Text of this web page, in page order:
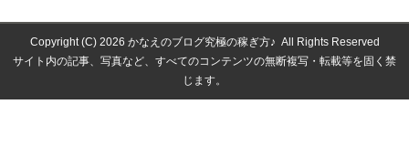
Copyright (C) 2026 かなえのブログ究極の稼ぎ方♪ All Rights Reserved
サイト内の記事、写真など、すべてのコンテンツの無断複写・転載等を固く禁
じます。